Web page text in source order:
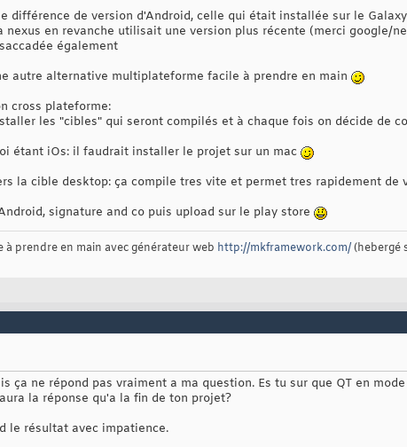
différence de version d'Android, celle qui était installée sur le
nexus en revanche utilisait une version plus récente (merci google/
également
autre alternative multiplateforme facile à prendre en main
cross plateforme:
les "cibles" qui seront compilés et à chaque fois on décide de
étant iOs: il faudrait installer le projet sur un mac
la cible desktop: ça compile tres vite et permet tres rapidement
signature and co puis upload sur le play store
à prendre en main avec générateur web http://mkframework.com/(hebergé
ça ne répond pas vraiment a ma question. Es tu sur que QT en
la réponse qu'a la fin de ton projet?
le résultat avec impatience.